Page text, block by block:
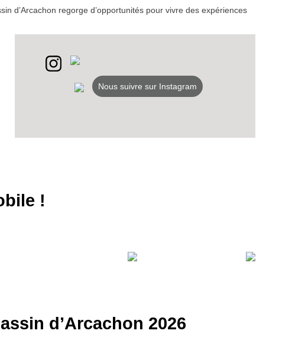
d’Arcachon regorge d’opportunités pour vivre des expériences
Nous suivre sur Instagram
!
d’Arcachon 2026